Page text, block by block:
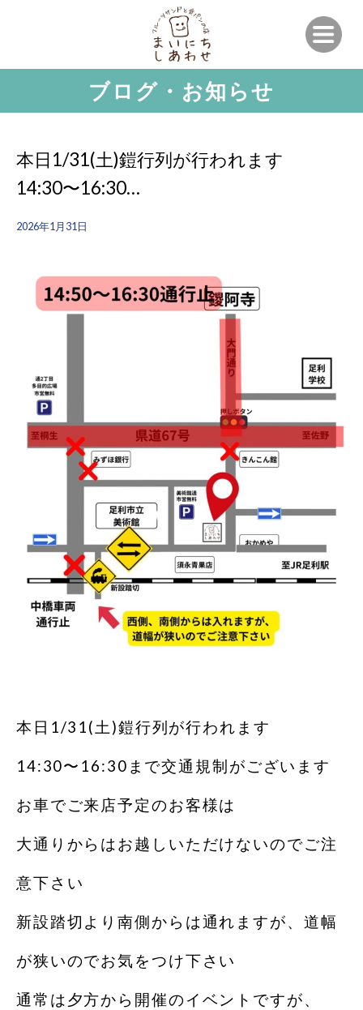
ブログ・お知らせ
本日1/31(土)鎧行列が行われます
14:30〜16:30…
2026年1月31日
本日1/31(土)鎧行列が行われます
14:30〜16:30まで交通規制がございます
お車でご来店予定のお客様は
大通りからはお越しいただけないのでご注
意下さい
新設踏切より南側からは通れますが、道幅
が狭いのでお気をつけ下さい
通常は夕方から開催のイベントですが、